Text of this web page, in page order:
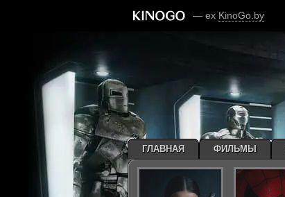
— ex KinoGo.by
ГЛАВНАЯ ФИЛЬМЫ